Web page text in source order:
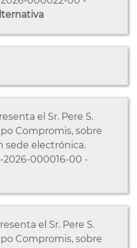
el Sr. Pere S.
Compromis, sobre
sede electrónica.
2026-000016-00 -
el Sr. Pere S.
Compromis, sobre